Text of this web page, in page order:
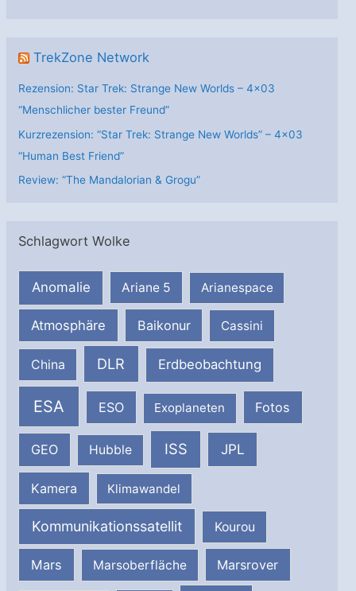
TrekZone Network
Rezension: Star Trek: Strange New Worlds – 4×03
“Menschlicher bester Freund”
Kurzrezension: “Star Trek: Strange New Worlds” – 4×03
“Human Best Friend”
Review: “The Mandalorian & Grogu”
Schlagwort Wolke
Anomalie Ariane 5 Arianespace
Atmosphäre Baikonur Cassini
China DLR Erdbeobachtung
ESA ESO Exoplaneten Fotos
GEO Hubble ISS JPL
Kamera Klimawandel
Kommunikationssatellit Kourou
Mars Marsoberfläche Marsrover